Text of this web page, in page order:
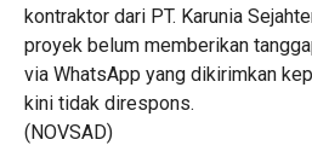
kontraktor dari PT. Karunia
proyek belum memberikan
via WhatsApp yang dikirimkan
kini tidak direspons.
(NOVSAD)